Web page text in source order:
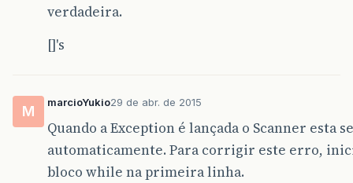
verdadeira.
[]'s
M
marcioYukio29 de abr. de 2015
Quando a Exception é lançada o Scanner esta
automaticamente. Para corrigir este erro,
bloco while na primeira linha.